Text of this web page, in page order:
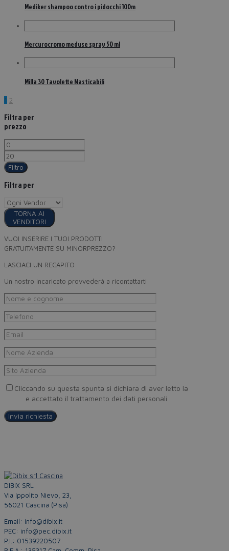
Mediker shampoo contro i pidocchi 100m
Mercurocromo meduse spray 50 ml
Milla 30 Tavolette Masticabili
1 2
Filtra per
prezzo
Filtro
Filtra per
TORNA AI
VENDITORI
VUOI INSERIRE I TUOI PRODOTTI
GRATUITAMENTE SU MINORPREZZO?
LASCIACI UN RECAPITO
Un nostro incaricato provvederà a ricontattarti
Cliccando su questa spunta si dichiara di aver letto la
e accettato il trattamento dei dati personali
DIBIX SRL
Via Ippolito Nievo, 23,
56021 Cascina (Pisa)
Email: info@dibix.it
PEC: info@pec.dibix.it
P.I.: 01539220507